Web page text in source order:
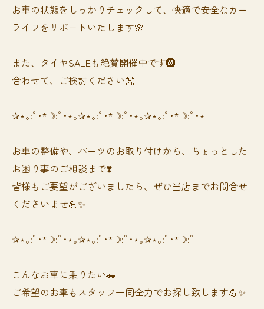
お車の状態をしっかりチェックして、快適で安全なカー
ライフをサポートいたします🌸
また、タイヤSALEも絶賛開催中です🛞
合わせて、ご検討ください👐
✰⋆｡:ﾟ･*☽:ﾟ･⋆｡✰⋆｡:ﾟ･*☽:ﾟ･⋆｡✰⋆｡:ﾟ･*☽:ﾟ･⋆
お車の整備や、パーツのお取り付けから、ちょっとした
お困り事のご相談まで❣️
皆様もご要望がございましたら、ぜひ当店までお問合せ
くださいませ💪✨
✰⋆｡:ﾟ･*☽:ﾟ･⋆｡✰⋆｡:ﾟ･*☽:ﾟ･⋆｡✰⋆｡:ﾟ･*☽:ﾟ
⁡⁡⁡こんなお車に乗りたい🚗
ご希望のお車もスタッフ一同全力でお探し致します💪✨